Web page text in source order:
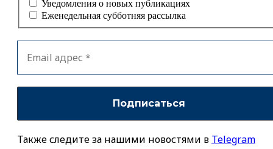
Уведомления о новых публикациях
Еженедельная субботняя рассылка
Также следите за нашими новостями в Telegram